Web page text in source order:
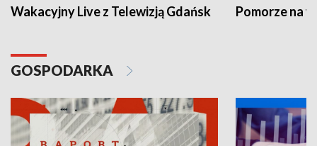
Wakacyjny Live z Telewizją Gdańsk Pomorze na
GOSPODARKA